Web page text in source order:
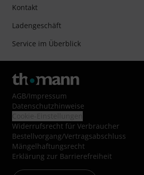
Kontakt
Ladengeschäft
Service im Überblick
AGB/Impressum
Datenschutzhinweise
Widerrufsrecht für Verbraucher
Bestellvorgang/Vertragsabschluss
Mängelhaftungsrecht
Erklärung zur Barrierefreiheit